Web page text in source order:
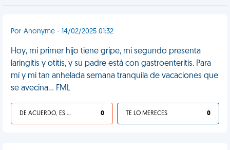
Por Anonyme - 14/02/2025 01:32
Hoy, mi primer hijo tiene gripe, mi segundo presenta
laringitis y otitis, y su padre está con gastroenteritis. Para
mí y mi tan anhelada semana tranquila de vacaciones que
se avecina... FML
DE ACUERDO, ES UNA VIDA HP 0 TE LO MERECES 0